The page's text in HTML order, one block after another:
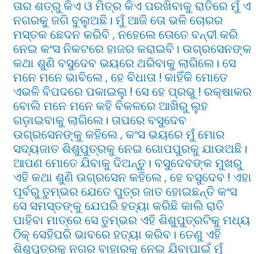
ତାର ଶତ୍ରୁ କିଏ ଓ ମିତ୍ର କିଏ ପରଖିବାକୁ ରାତିରେ ମୁଁ ଏ
ନଗରକୁ ଜଗି ବୁଲୁଅଛି। ମୁଁ ଆଜି ତୋ ଭଳି ଚୋରର
ମସ୍ତକ ଛେଦନ କରିବି , ନହେଲେ ତୋତେ ବନ୍ଦୀ କରି
ନେଇ କଂସ ନିକଟରେ ହାଜର କରାଇବି। ଉଗ୍ରସେନଙ୍କ
କଥା ଶୁଣି ବସୁଦେବ ଭୟରେ ଥରିବାକୁ ଲାଗିଲେ। ସେ
ମନେ ମନେ ଭାବିଲେ , ହେ ବିଧାତା ! କାହିଁକି ମୋତେ
ଏଭଳି ବିପଦରେ ପକାଇଲୁ ! ସେ ହେ ପ୍ରଭୁ ! ରକ୍ଷାକର
ବୋଲି ମନେ ମନେ କହି ବିକଳରେ ଆଖିରୁ ଲୁହ
ଗଡ଼ାଇବାକୁ ଲାଗିଲେ। ତାପରେ ବସୁଦେବ
ଉଗ୍ରସେନଙ୍କୁ କହିଲେ , କଂସ ଭୟରେ ମୁଁ ମୋର
ସଦ୍ୟଜାତ ଶିଶୁପୁତ୍ରକୁ ନେଇ ଗୋପପୁରକୁ ଯାଉଅଛି।
ଆପଣ ମୋତେ ଯିବାକୁ ଦିଅନ୍ତୁ। ବସୁଦେବଙ୍କ ମୁଖରୁ
ଏହି କଥା ଶୁଣି ଉଗ୍ରସେନ କହିଲେ , ହେ ବସୁଦେବ ! ଏହା
ପୂର୍ବରୁ ତୁମ୍ଭର ଯେତେ ପୁତ୍ର ଜାତ ହୋଇଛନ୍ତି କଂସ
ସେ ସମସ୍ତଙ୍କୁ ଯେପରି ହତ୍ୟା କରିଛି କାଲି ରାତି
ପାହିବା ମାତ୍ରେ ସେ ତୁମ୍ଭର ଏହି ଶିଶୁପୁତ୍ରଟିକୁ ମଧ୍ୟ
ଠିକ୍ ସେହିପରି ଭାବରେ ହତ୍ୟା କରିବ। ତେଣୁ ଏହି
ଶିଶୁପୁତ୍ରକୁ ନଗର ବାହାରକୁ ନେଇ ଯିବାପାଇଁ ମୁଁ